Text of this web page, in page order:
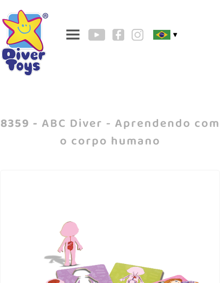
▼
8359 - ABC Diver - Aprendendo com
o corpo humano